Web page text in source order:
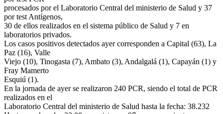
procesados por el Laboratorio Central del ministerio de Salud y 37
por test Antígenos,
30 de ellos realizados en el sistema público de Salud y 7 en
laboratorios privados.
Los casos positivos detectados ayer corresponden a Capital (63), La
Paz (16), Valle
Viejo (10), Tinogasta (7), Ambato (3), Andalgalá (1), Capayán (1) y
Fray Mamerto
Esquiú (1).
En la jornada de ayer se realizaron 240 PCR, siendo el total de PCR
realizados en el
Laboratorio Central del ministerio de Salud hasta la fecha: 38.232